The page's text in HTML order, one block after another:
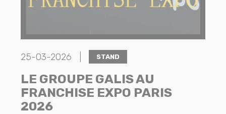
25-03-2026 | STAND
LE GROUPE GALIS AU
FRANCHISE EXPO PARIS
2026